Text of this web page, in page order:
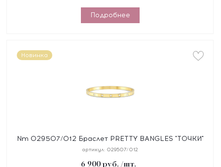
Подробнее
Новинка
Nm 029507/012 Браслет PRETTY BANGLES "ТОЧКИ"
размер 17 см, сталь, цирконы, покрытие желтое PVD
артикул: 029507/012
6 900 руб. /шт.